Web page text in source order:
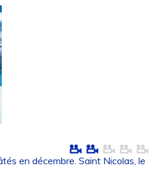
en décembre. Saint Nicolas, le